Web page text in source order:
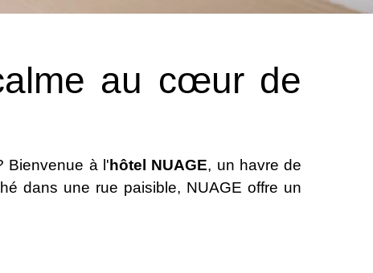
au cœur de
Bienvenue à l'hôtel NUAGE, un havre de
dans une rue paisible, NUAGE offre un